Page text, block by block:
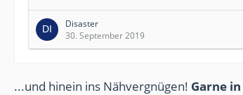
Disaster
30. September 2019
...und hinein ins Nähvergnügen! Garne